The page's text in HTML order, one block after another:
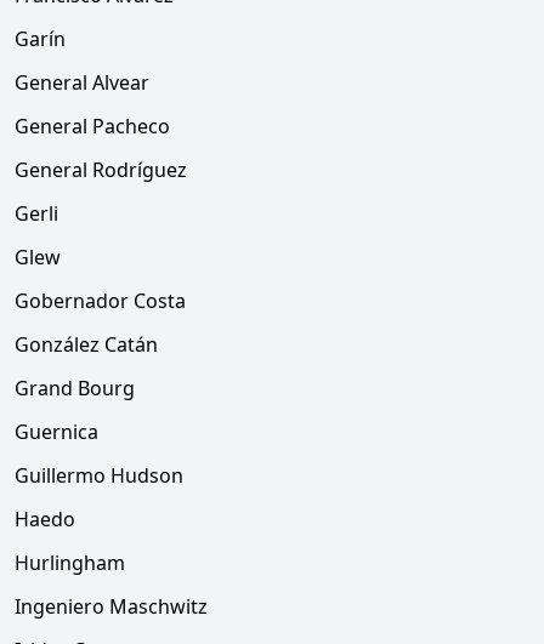
Garín
General Alvear
General Pacheco
General Rodríguez
Gerli
Glew
Gobernador Costa
González Catán
Grand Bourg
Guernica
Guillermo Hudson
Haedo
Hurlingham
Ingeniero Maschwitz